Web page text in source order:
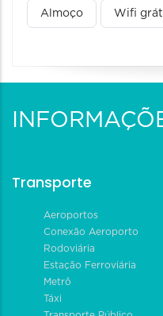
Almoço Wifi
Transporte
Aeroportos
Conexão Aeroporto
Rodoviária
Estação Ferroviária
Metrô
Táxi